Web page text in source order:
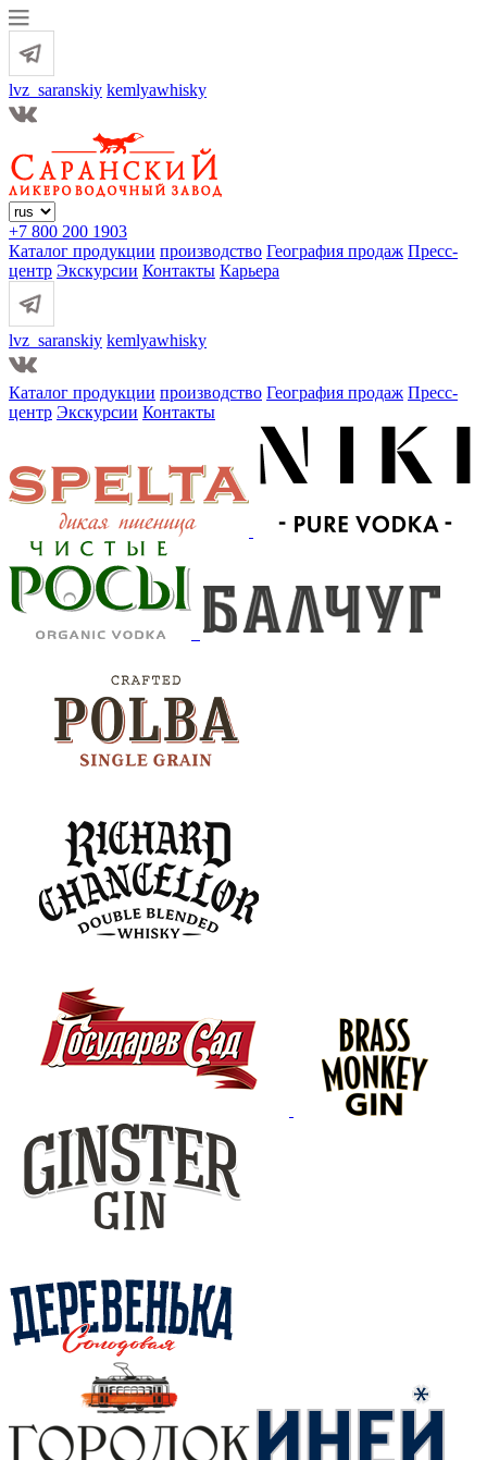
lvz_saranskiy kemlyawhisky
+7 800 200 1903
Каталог продукции производство География продаж Пресс-
центр Экскурсии Контакты Карьера
lvz_saranskiy kemlyawhisky
Каталог продукции производство География продаж Пресс-
центр Экскурсии Контакты